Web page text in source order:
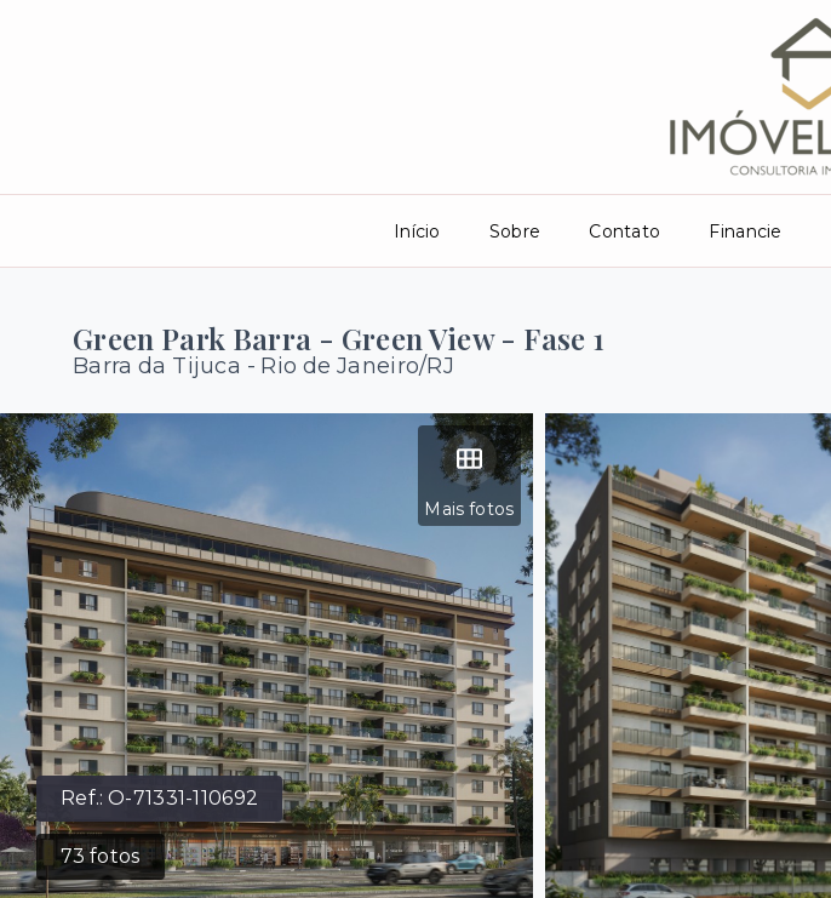
Início Sobre Contato Financie
Green Park Barra - Green View - Fase 1
Barra da Tijuca - Rio de Janeiro/RJ
Ref.:O-71331-110692
73 fotos
Mais fotos